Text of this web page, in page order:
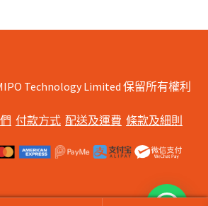
Technology Limited 保留所有權利
付款方式 配送及運費 條款及細則